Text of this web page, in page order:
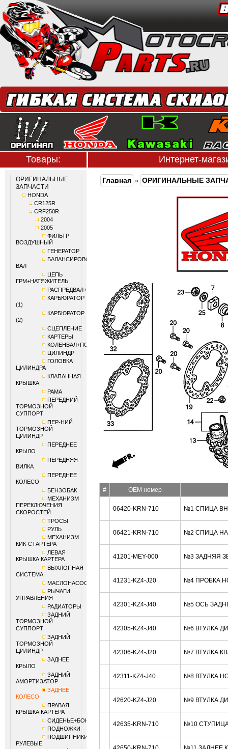
Товары: Интернет-
ОРИГИНАЛЬНЫЕ
ЗАПЧАСТИ
HONDA
CR125R
CRF250R
2004
2005
ФИЛЬТР
ВОЗДУШНЫЙ
ГЕНЕРАТОР
БАЛАНСИРОВОЧНЫЙ
ВАЛ
ЦЕПЬ
ГРМ+НАТЯЖИТЕЛЬ
РАСПРЕДВАЛ+КЛАПАНЫ
КАРБЮРАТОР
(1)
КАРБЮРАТОР
(2)
СЦЕПЛЕНИЕ
КАРТЕРЫ
КОЛЕНВАЛ+ПОРШЕНЬ
ЦИЛИНДР
ГОЛОВКА
ЦИЛИНДРА
КЛАПАННАЯ
КРЫШКА
РАМА
ПЕРЕДНИЙ
ТОРМОЗНОЙ
СУППОРТ
ПЕР-НИЙ
ТОРМОЗНОЙ
ЦИЛИНДР
ПЕРЕДНЕЕ
КРЫЛО
ПЕРЕДНЯЯ
ВИЛКА
ПЕРЕДНЕЕ
КОЛЕСО
БЕНЗОБАК
МЕХАНИЗМ
ПЕРЕКЛЮЧЕНИЯ
СКОРОСТЕЙ
ТРОСЫ
РУЛЬ
МЕХАНИЗМ
КИК-СТАРТЕРА
ЛЕВАЯ
КРЫШКА КАРТЕРА
ВЫХЛОПНАЯ
СИСТЕМА
МАСЛОНАСОС
РЫЧАГИ
УПРАВЛЕНИЯ
РАДИАТОРЫ
ЗАДНИЙ
ТОРМОЗНОЙ
СУППОРТ
ЗАДНИЙ
ТОРМОЗНОЙ
ЦИЛИНДР
ЗАДНЕЕ
КРЫЛО
ЗАДНИЙ
АМОРТИЗАТОР
ЗАДНЕЕ
КОЛЕСО
ПРАВАЯ
КРЫШКА КАРТЕРА
СИДЕНЬЕ+БОКОВИНЫ
ПОДНОЖКИ
ПОДШИПНИКИ
РУЛЕВЫЕ
Главная » ОРИГИНАЛЬНЫЕ
# OEM номер
06420-KRN-710 №1 СПИЦА
06421-KRN-710 №2 СПИЦА
41201-MEY-000 №3 ЗАДНЯЯ
41231-KZ4-J20 №4 ПРОБКА
42301-KZ4-J40 №5 ОСЬ
42305-KZ4-J40 №6 ВТУЛКА
42306-KZ4-J20 №7 ВТУЛКА
42311-KZ4-J40 №8 ВТУЛКА
42620-KZ4-J20 №9 ВТУЛКА
42635-KRN-710 №10 СТУПИЦА